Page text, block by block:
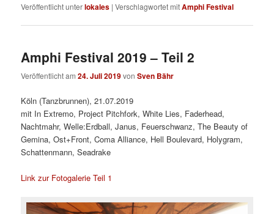
Veröffentlicht unterlokales |Verschlagwortet mitAmphi Festival
Amphi Festival 2019 – Teil 2
Veröffentlicht am24. Juli 2019vonSven Bähr
Köln (Tanzbrunnen), 21.07.2019
mit In Extremo, Project Pitchfork, White Lies, Faderhead,
Nachtmahr, Welle:Erdball, Janus, Feuerschwanz, The Beauty of
Gemina, Ost+Front, Coma Alliance, Hell Boulevard, Holygram,
Schattenmann, Seadrake
Link zur Fotogalerie Teil 1